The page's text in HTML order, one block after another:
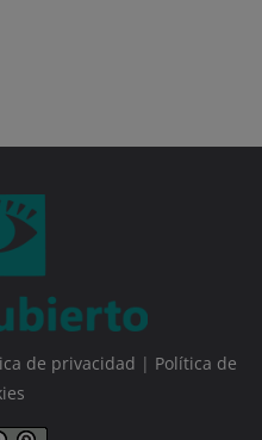
de privacidad | Política de